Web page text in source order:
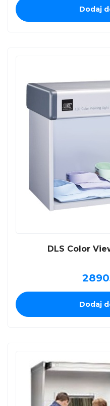
Dodaj
DLS Color
Dodaj